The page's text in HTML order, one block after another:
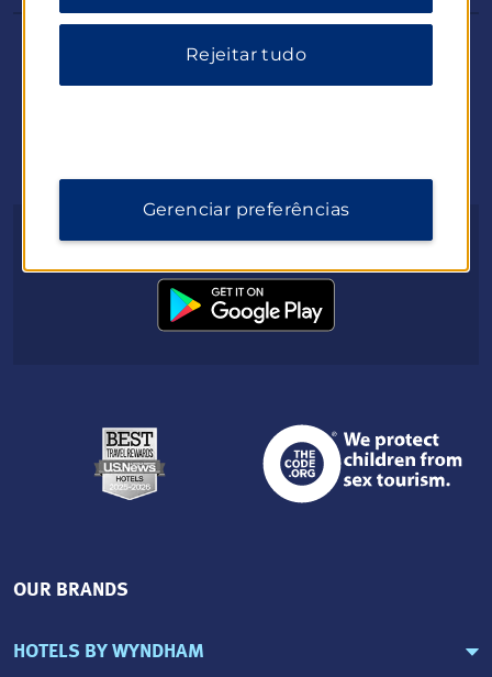
Baixe o aplicativo do Wyndham Hotels & Resorts
OUR BRANDS
HOTELS BY WYNDHAM
Rejeitar tudo
Gerenciar preferências